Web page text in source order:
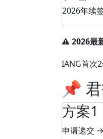
2026年续
⚠️ 2026最
IANG首次
📌
方案1
申请递交